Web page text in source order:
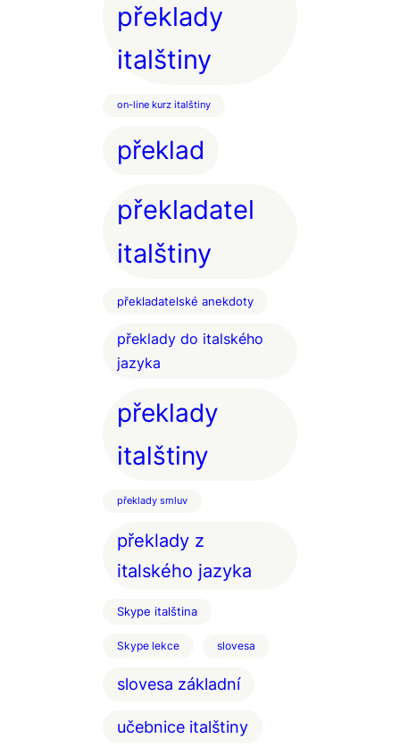
překlady
italštiny
on-line kurz italštiny
překlad
překladatel
italštiny
překladatelské anekdoty
překlady do italského
jazyka
překlady
italštiny
překlady smluv
překlady z
italského jazyka
Skype italština
Skype lekce slovesa
slovesa základní
učebnice italštiny